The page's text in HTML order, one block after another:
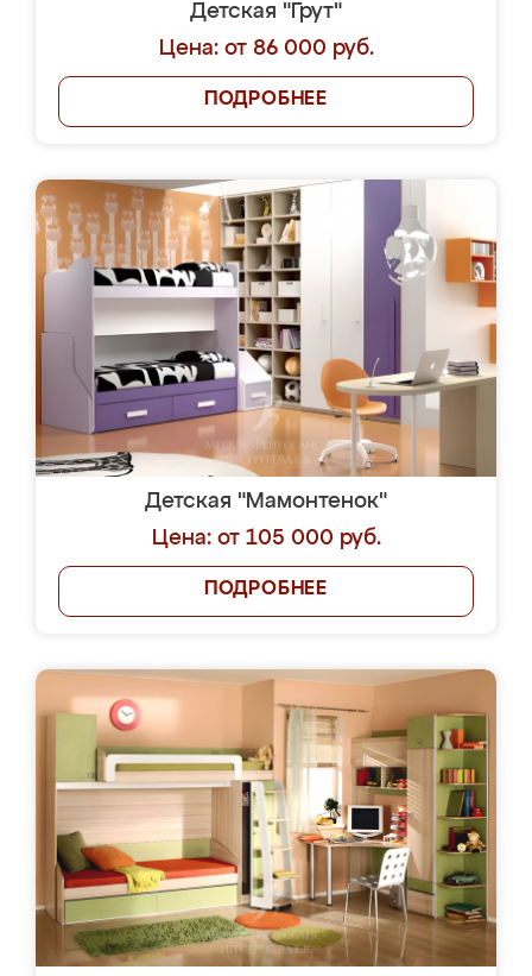
Детская "Грут"
Цена: от 86 000 руб.
ПОДРОБНЕЕ
Детская "Мамонтенок"
Цена: от 105 000 руб.
ПОДРОБНЕЕ